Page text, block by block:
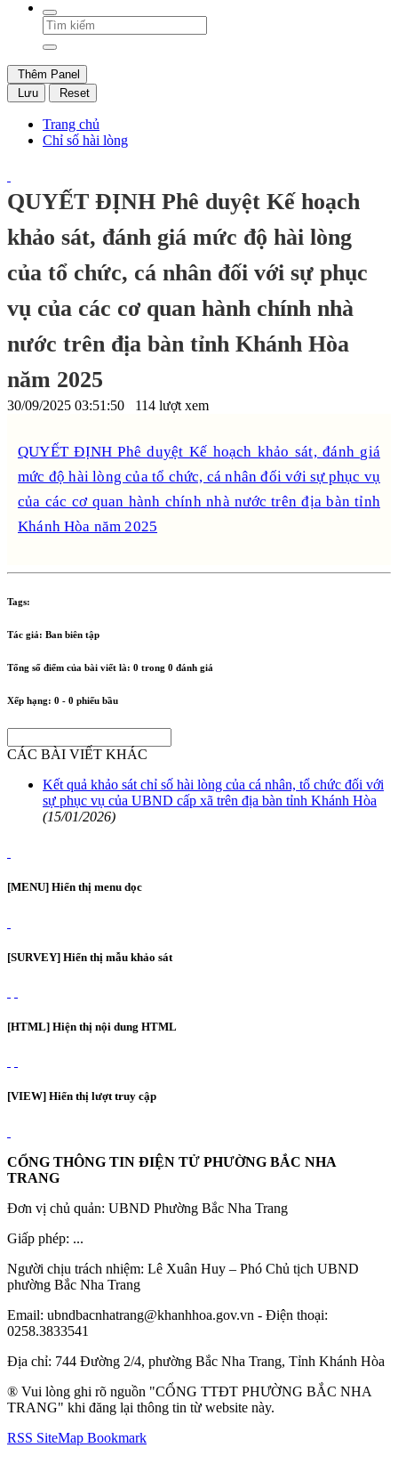
Thêm Panel
Lưu
Reset
Trang chủ
Chỉ số hài lòng
QUYẾT ĐỊNH Phê duyệt Kế hoạch
khảo sát, đánh giá mức độ hài lòng
của tổ chức, cá nhân đối với sự phục
vụ của các cơ quan hành chính nhà
nước trên địa bàn tỉnh Khánh Hòa
năm 2025
30/09/2025 03:51:50 114 lượt xem
QUYẾT ĐỊNH Phê duyệt Kế hoạch khảo sát, đánh giá
mức độ hài lòng của tổ chức, cá nhân đối với sự phục vụ
của các cơ quan hành chính nhà nước trên địa bàn tỉnh
Khánh Hòa năm 2025
Tags:
Tác giả: Ban biên tập
Tổng số điểm của bài viết là: 0 trong 0 đánh giá
Xếp hạng: 0 - 0 phiếu bầu
CÁC BÀI VIẾT KHÁC
Kết quả khảo sát chỉ số hài lòng của cá nhân, tổ chức đối với
sự phục vụ của UBND cấp xã trên địa bàn tỉnh Khánh Hòa
(15/01/2026)
[MENU] Hiển thị menu dọc
[SURVEY] Hiển thị mẫu khảo sát
[HTML] Hiện thị nội dung HTML
[VIEW] Hiển thị lượt truy cập
CỔNG THÔNG TIN ĐIỆN TỬ PHƯỜNG BẮC NHA
TRANG
Đơn vị chủ quản: UBND Phường Bắc Nha Trang
Giấp phép: ...
Người chịu trách nhiệm: Lê Xuân Huy – Phó Chủ tịch UBND
phường Bắc Nha Trang
Email: ubndbacnhatrang@khanhhoa.gov.vn - Điện thoại:
0258.3833541
Địa chỉ: 744 Đường 2/4, phường Bắc Nha Trang, Tỉnh Khánh Hòa
® Vui lòng ghi rõ nguồn "CỔNG TTĐT PHƯỜNG BẮC NHA
TRANG" khi đăng lại thông tin từ website này.
RSS SiteMap Bookmark